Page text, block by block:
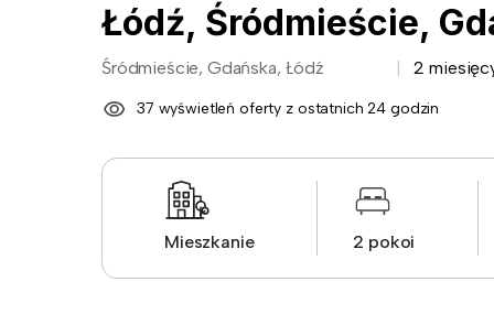
Łódź, Śródmieście,
Śródmieście, Gdańska, Łódź 2
37 wyświetleń oferty z ostatnich 24 godzin
Mieszkanie 2 pokoi